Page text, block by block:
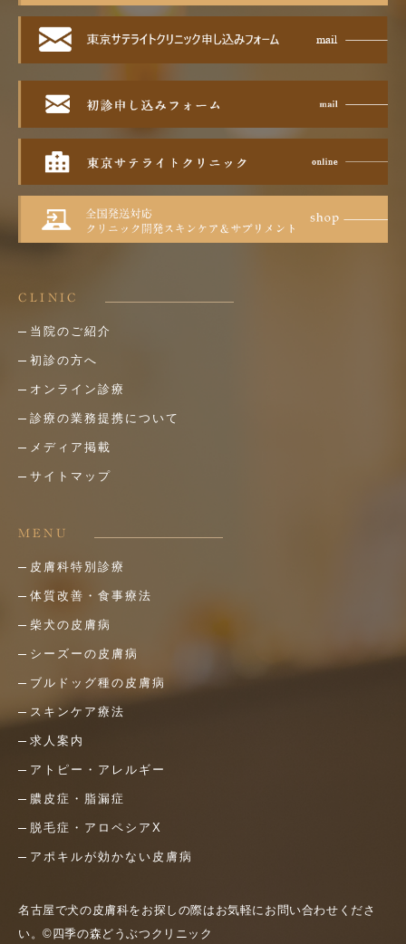
CLINIC
当院のご紹介
初診の方へ
オンライン診療
診療の業務提携について
メディア掲載
サイトマップ
MENU
皮膚科特別診療
体質改善・食事療法
柴犬の皮膚病
シーズーの皮膚病
ブルドッグ種の皮膚病
スキンケア療法
求人案内
アトピー・アレルギー
膿皮症・脂漏症
脱毛症・アロペシアX
アポキルが効かない皮膚病
名古屋で犬の皮膚科をお探しの際はお気軽にお問い合わせくださ
い。©四季の森どうぶつクリニック